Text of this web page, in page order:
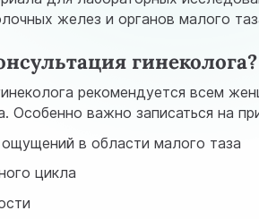
желез и органов малого
гинеколога?
рекомендуется всем
Особенно важно записаться на
в области малого таза
цикла